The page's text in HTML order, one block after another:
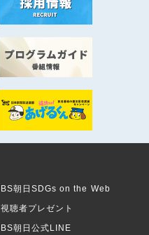
BS朝日SDGs on the Web
視聴者プレゼント
BS朝日公式LINE